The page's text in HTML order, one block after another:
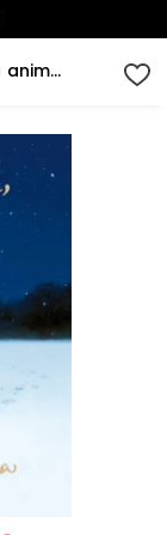
Chłopiec, kret, lis i koń. Historia animowana